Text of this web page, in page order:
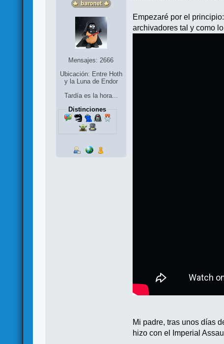
Mensajes: 2666
Ubicación: Entre Hoth
y la Luna de Endor
Tardía es la hora...
Distinciones
Empezaré por el
archivadores tal y como
Mi padre, tras unos días
hizo con el Imperial